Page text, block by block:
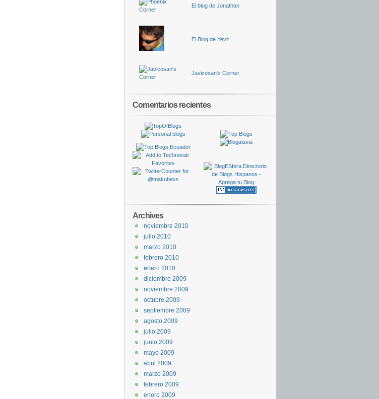
El blog de Jonathan
El Blog de Yevit
Javicosan's Corner
Comentarios recientes
Archives
noviembre 2010
julio 2010
marzo 2010
febrero 2010
enero 2010
diciembre 2009
noviembre 2009
octubre 2009
septiembre 2009
agosto 2009
julio 2009
junio 2009
mayo 2009
abril 2009
marzo 2009
febrero 2009
enero 2009